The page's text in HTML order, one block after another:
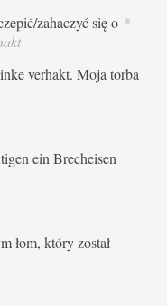
zahaczyć się o *
verhakt. Moja torba
ein Brecheisen
łom, który został